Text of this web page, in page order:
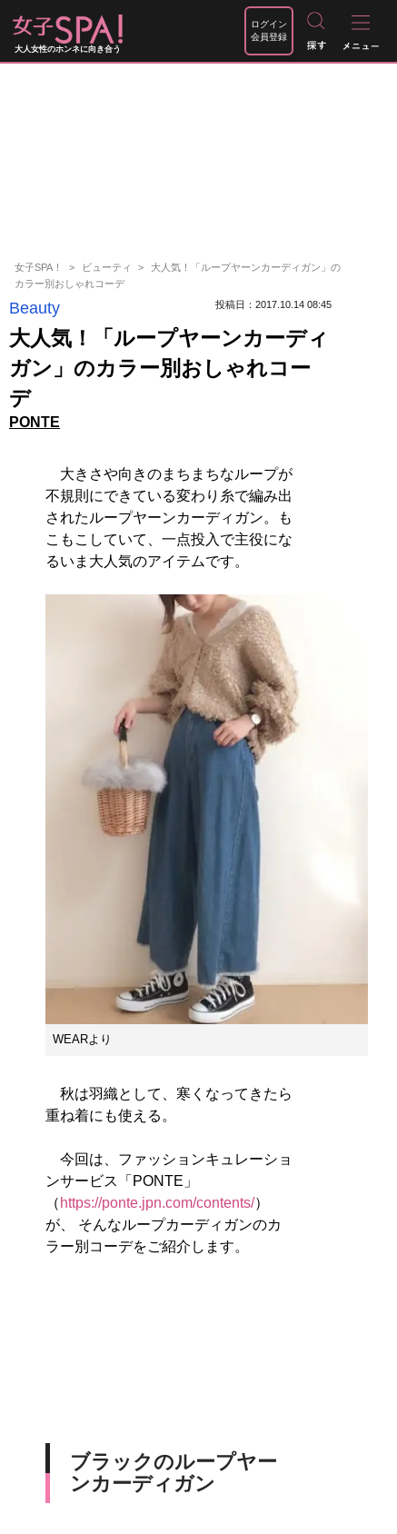
大人女性のホンネに向き合う
ログイン
会員登録
女子SPA！ ビューティ
大人気！「ループヤーンカーディガン」の
カラー別おしゃれコーデ
Beauty 投稿日：2017.10.14 08:45
大人気！「ループヤーンカーディ
ガン」のカラー別おしゃれコー
デ
PONTE
大きさや向きのまちまちなループが
不規則にできている変わり糸で編み出
されたループヤーンカーディガン。も
こもこしていて、一点投入で主役にな
るいま大人気のアイテムです。
WEARより
秋は羽織として、寒くなってきたら
重ね着にも使える。
今回は、ファッションキュレーショ
ンサービス「PONTE」
（ https://ponte.jpn.com/contents/）
が、 そんなループカーディガンのカ
ラー別コーデをご紹介します。
ブラックのループヤー
ンカーディガン